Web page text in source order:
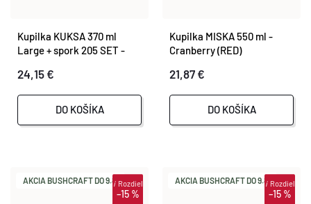
Kupilka KUKSA 370 ml
Large + spork 205 SET -
24,15 €
DO KOŠÍKA
Kupilka MISKA 550 ml -
Cranberry (RED)
21,87 €
DO KOŠÍKA
AKCIA BUSHCRAFT DO 9.8.
–15 %
iRozdiel AKCIA BUSHCRAFT DO 9.8.
–15 %
iRozdiel